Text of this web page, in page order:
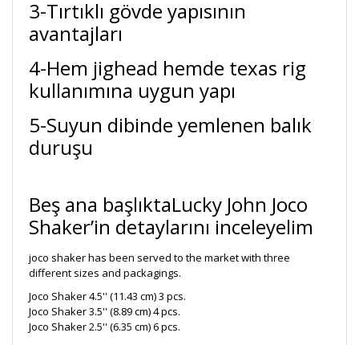
3-Tırtıklı gövde yapısının
avantajları
4-Hem jighead hemde texas rig
kullanımına uygun yapı
5-Suyun dibinde yemlenen balık
duruşu
Beş ana başlıktaLucky John Joco
Shaker’in detaylarını inceleyelim
joco shaker has been served to the market with three
different sizes and packagings.
Joco Shaker 4.5'' (11.43 cm) 3 pcs.
Joco Shaker 3.5'' (8.89 cm) 4 pcs.
Joco Shaker 2.5'' (6.35 cm) 6 pcs.